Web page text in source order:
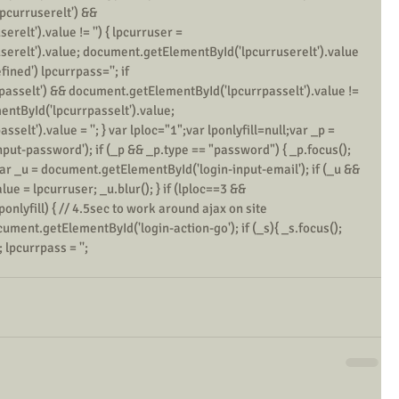
&&
!= '') { lpcurruser =
document.getElementById('lpcurruserelt').value
lpcurrpass=''; if
&& document.getElementById('lpcurrpasselt').value !=
= ''; } var lploc="1";var lponlyfill=null;var _p =
password'); if (_p && _p.type == "password") { _p.focus();
_u = document.getElementById('login-input-email'); if (_u &&
= lpcurruser; _u.blur(); } if (lploc==3 &&
{ // 4.5sec to work around ajax on site
action-go'); if (_s){ _s.focus();
lpcurrpass = '';